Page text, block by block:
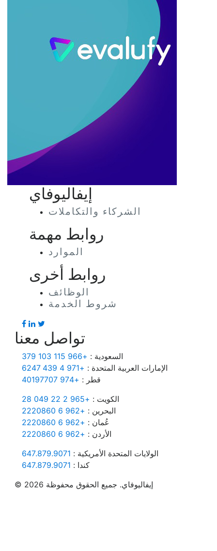
إيفاليوفاي
الشركاء والتكاملات
روابط مهمة
الموارد
روابط أخرى
الوظائف
شروط الخدمة
تواصل معنا
السعودية : +966 115 103 379
الإمارات العربية المتحدة : +971 4 439 6247
قطر : +974 40197707
الكويت : +965 2 22 049 28
البحرين : +962 6 2220860
عُمان : +962 6 2220860
الأردن : +962 6 2220860
الولايات المتحدة الأمريكية : 647.879.9071
كندا : 647.879.9071
© 2026 إيفاليوفاي. جميع الحقوق محفوظة